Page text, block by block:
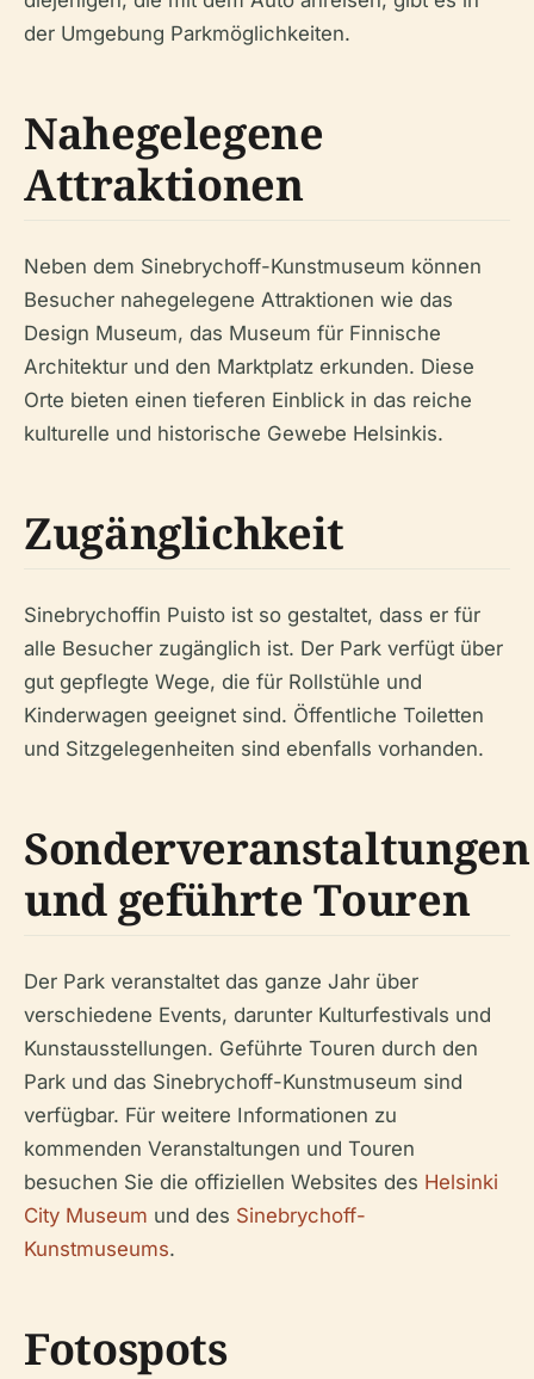
der Umgebung Parkmöglichkeiten.
Nahegelegene
Attraktionen
Neben dem Sinebrychoff-Kunstmuseum können
Besucher nahegelegene Attraktionen wie das
Design Museum, das Museum für Finnische
Architektur und den Marktplatz erkunden. Diese
Orte bieten einen tieferen Einblick in das reiche
kulturelle und historische Gewebe Helsinkis.
Zugänglichkeit
Sinebrychoffin Puisto ist so gestaltet, dass er für
alle Besucher zugänglich ist. Der Park verfügt über
gut gepflegte Wege, die für Rollstühle und
Kinderwagen geeignet sind. Öffentliche Toiletten
und Sitzgelegenheiten sind ebenfalls vorhanden.
Sonderveranstaltungen
und geführte Touren
Der Park veranstaltet das ganze Jahr über
verschiedene Events, darunter Kulturfestivals und
Kunstausstellungen. Geführte Touren durch den
Park und das Sinebrychoff-Kunstmuseum sind
verfügbar. Für weitere Informationen zu
kommenden Veranstaltungen und Touren
besuchen Sie die offiziellen Websites des Helsinki
City Museum und des Sinebrychoff-
Kunstmuseums.
Fotospots